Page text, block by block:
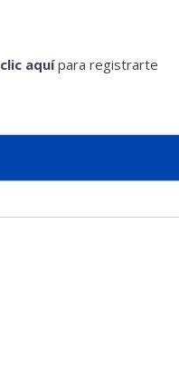
clic aquípara registrarte